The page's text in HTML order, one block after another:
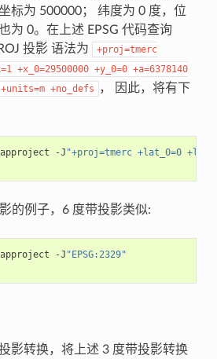
标为 500000； 纬度为 0 度，位
为 0。在上述 EPSG 代码查询
投影 语法为
+proj=tmerc
+x_0=29500000 +y_0=0 +a=6378140
+units=m +no_defs
， 因此，将有下
-J "+proj=tmerc +lat_0=0
的例子，6 度带投影类似:
-J "EPSG:2329"
影转换，将上述 3 度带投影转换